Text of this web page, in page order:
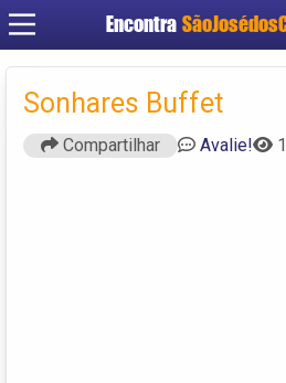
Encontra
Sonhares Buffet
Compartilhar Avalie!